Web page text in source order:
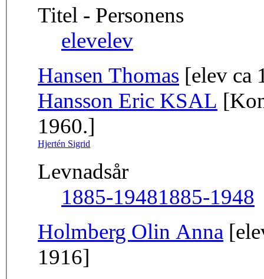
Titel - Personens
elevelev
Hansen Thomas [elev ca
Hansson Eric KSAL
1960.]
Hjertén Sigrid
Levnadsår
1885-19481885-1948
Holmberg Olin Anna
1916]